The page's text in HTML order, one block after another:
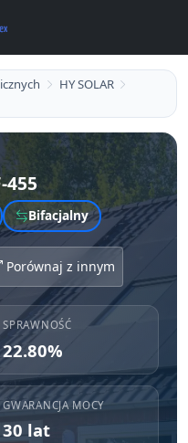
HY SOLAR
455
Bifacjalny
Porównaj z innym
SPRAWNOŚĆ
22.80%
GWARANCJA MOCY
30 lat